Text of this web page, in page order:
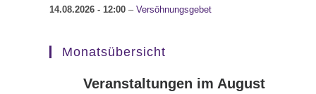
14.08.2026 - 12:00 – Versöhnungsgebet
Monatsübersicht
Veranstaltungen im August